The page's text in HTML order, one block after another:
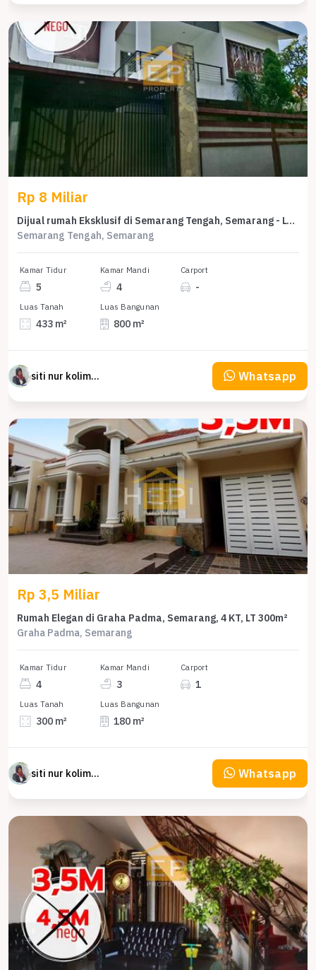
Rp 8 Miliar
Dijual rumah Eksklusif di Semarang Tengah, Semarang - LT 433m²
Semarang Tengah, Semarang
Kamar Tidur
5
Kamar Mandi
4
Carport
-
Luas Tanah
433 m²
Luas Bangunan
800 m²
siti nur kolimah Whatsapp
Rp 3,5 Miliar
Rumah Elegan di Graha Padma, Semarang, 4 KT, LT 300m²
Graha Padma, Semarang
Kamar Tidur
4
Kamar Mandi
3
Carport
1
Luas Tanah
300 m²
Luas Bangunan
180 m²
siti nur kolimah Whatsapp